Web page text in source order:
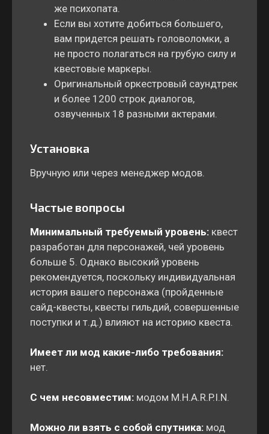
же психопата.
Если вы хотите добиться большего,
вам придется решать головоломки, а
не просто полагаться на грубую силу и
квестовые маркеры.
Оригинальный оркестровый саундтрек
и более 1200 строк диалогов,
озвученных 18 разными актерами.
Установка
Вручную или через менеджер модов.
Частые вопросы
Минимальный требуемый уровень: квест
разработан для персонажей, чей уровень
больше 5. Однако высокий уровень
рекомендуется, поскольку индивидуальная
история вашего персонажа (пройденные
сайд-квесты, квесты гильдий, совершенные
поступки и т.д.) влияют на историю квеста.
Имеет ли мод какие-либо требования:
нет.
С чем несовместим: модом M.H.A.R.P.I.N.
Можно ли взять с собой спутника: мод